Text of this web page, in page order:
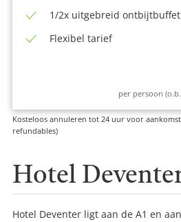
1/2x uitgebreid ontbijtbuffet
Flexibel tarief
per persoon
Kosteloos annuleren tot 24 uur voor
refundables)
Hotel
Hotel Deventer ligt aan de A1 en